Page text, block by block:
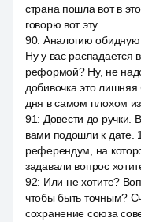
страна пошла вот в
говорю вот эту
90: Аналогию обидную
Ну у вас распадается
реформой? Ну, не
добивочка это
дня в самом плохом
91: Довести до ручки.
вами подошли к дате.
референдум, на
задавали вопрос
92: Или не хотите?
чтобы быть точным?
сохранение союза